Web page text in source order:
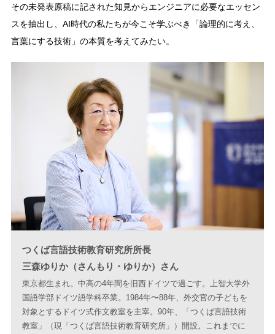
その未発表原稿に記された知見からエンジニアに必要なエッセン
スを抽出し、AI時代の私たちが今こそ学ぶべき「論理的に考え、
言葉にする技術」の本質を考えてみたい。
つくば言語技術教育研究所所長
三森ゆりか（さんもり・ゆりか）さん
東京都生まれ。中高の4年間を旧西ドイツで過ごす。上智大学外
国語学部ドイツ語学科卒業。1984年〜88年、外交官の子どもを
対象とするドイツ式作文教室を主宰。90年、「つくば言語技術
教室」（現「つくば言語技術教育研究所」）開設。これまでに